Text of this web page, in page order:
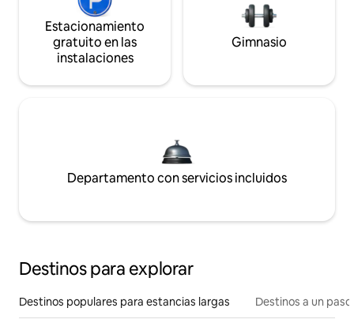
Estacionamiento
gratuito en las
instalaciones
Gimnasio
Departamento con servicios incluidos
Destinos para explorar
Destinos populares para estancias largas Destinos a un